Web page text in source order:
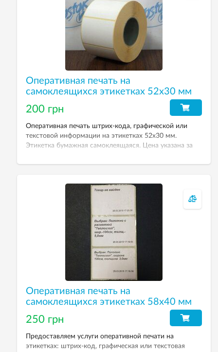
Оперативная печать на
самоклеящихся этикетках 52х30 мм
200 грн
Оперативная печать штрих-кода, графической или
текстовой информации на этикетках 52х30 мм.
Этикетка бумажная самоклеящаяся. Цена указана за
Оперативная печать на
самоклеящихся этикетках 58х40 мм
250 грн
Предоставляем услуги оперативной печати на
этикетках: штрих-код, графическая или текстовая